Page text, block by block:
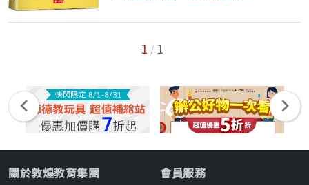
1 / 1
關於敦煌教育集團 會員服務